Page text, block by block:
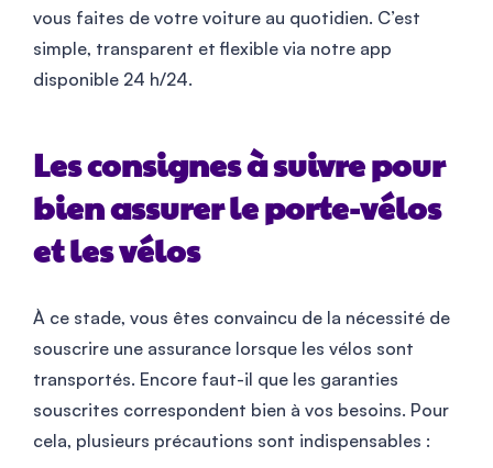
vous faites de votre voiture au quotidien. C’est
simple, transparent et flexible via notre app
disponible 24 h/24.
Les consignes à suivre pour
bien assurer le porte-vélos
et les vélos
À ce stade, vous êtes convaincu de la nécessité de
souscrire une assurance lorsque les vélos sont
transportés. Encore faut-il que les garanties
souscrites correspondent bien à vos besoins. Pour
cela, plusieurs précautions sont indispensables :